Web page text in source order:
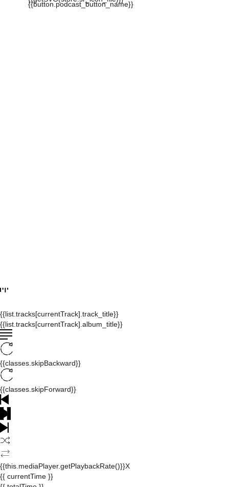
{{button.podcast_button_name}}
{{list.tracks[currentTrack].track_title}}
{{list.tracks[currentTrack].album_title}}
{{classes.skipBackward}}
{{classes.skipForward}}
{{this.mediaPlayer.getPlaybackRate()}}X
{{ currentTime }}